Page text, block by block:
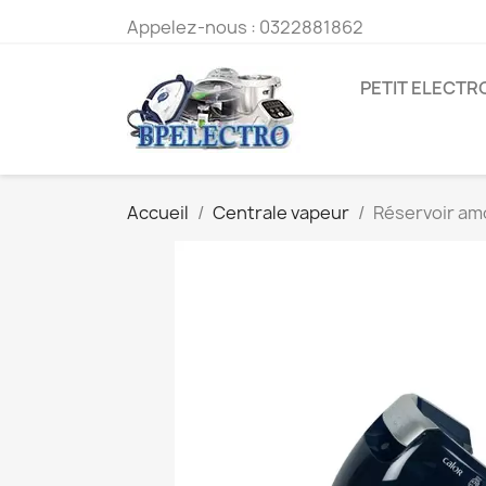
Appelez-nous : 0322881862
PETIT
Accueil Centrale vapeur Réservoir